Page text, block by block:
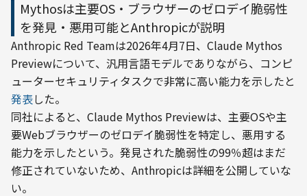
Mythosは主要OS・ブラウザーのゼロデイ脆弱性
を発見・悪用可能とAnthropicが説明
Anthropic Red Teamは2026年4月7日、Claude Mythos
Previewについて、汎用言語モデルでありながら、コンピ
ューターセキュリティタスクで非常に高い能力を示したと
発表した。
同社によると、Claude Mythos Previewは、主要OSや主
要Webブラウザーのゼロデイ脆弱性を特定し、悪用する
能力を示したという。発見された脆弱性の99％超はまだ
修正されていないため、Anthropicは詳細を公開していな
い。